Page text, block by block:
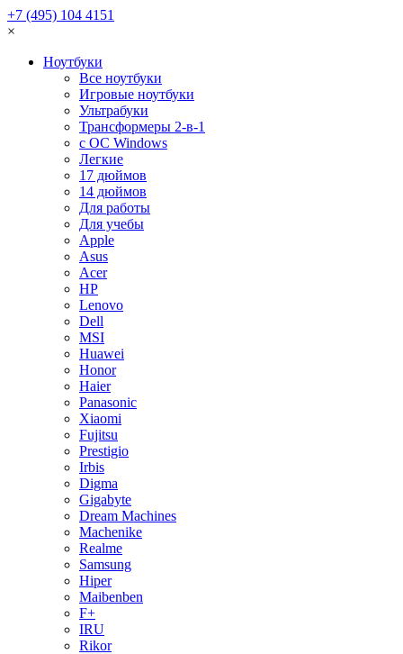
+7 (495) 104 4151
×
Ноутбуки
Все ноутбуки
Игровые ноутбуки
Ультрабуки
Трансформеры 2-в-1
с ОС Windows
Легкие
17 дюймов
14 дюймов
Для работы
Для учебы
Apple
Asus
Acer
HP
Lenovo
Dell
MSI
Huawei
Honor
Haier
Panasonic
Xiaomi
Fujitsu
Prestigio
Irbis
Digma
Gigabyte
Dream Machines
Machenike
Realme
Samsung
Hiper
Maibenben
F+
IRU
Rikor